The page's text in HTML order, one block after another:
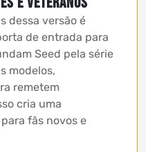
dessa versão é
de entrada para
Seed pela série
modelos,
remetem
cria uma
fãs novos e